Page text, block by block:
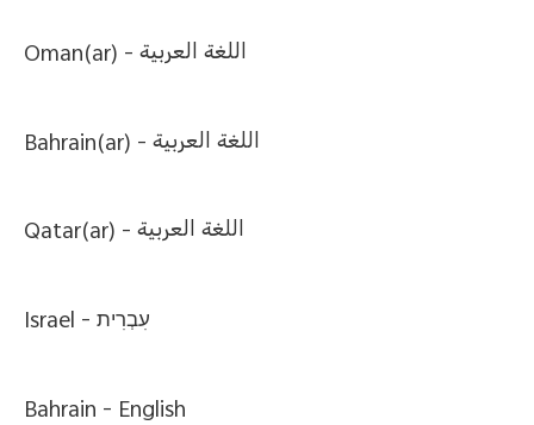
Oman(ar) -اللغة العربية
Bahrain(ar) -اللغة العربية
Qatar(ar) -اللغة العربية
Israel -עִבְרִית
Bahrain - English